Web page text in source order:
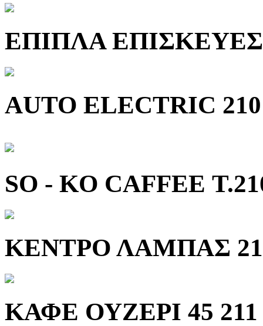
ΕΠΙΠΛΑ
AUTO ELECTRIC 210
SO - KO CAFFEE
ΚΕΝΤΡΟ ΛΑΜΠΑΣ
ΚΑΦΕ ΟΥΖΕΡΙ 45 211